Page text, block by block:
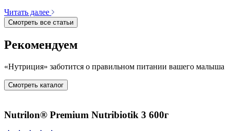
Читать далее
Смотреть все статьи
Рекомендуем
«Нутриция» заботится о правильном питании вашего малыша
Смотреть каталог
Nutrilon® Premium Nutribiotik 3 600г